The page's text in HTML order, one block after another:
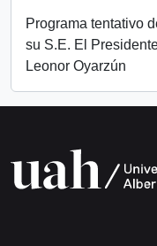
Programa tentativo
su S.E. El
Leonor Oyarzún